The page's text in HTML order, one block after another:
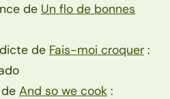
de Un flo de bonnes
de Fais-moi croquer :
And so we cook :